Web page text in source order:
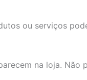
ou serviços
na loja. Não